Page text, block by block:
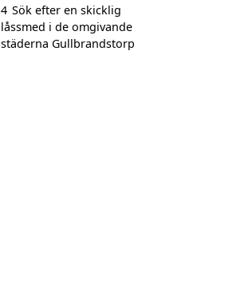
4 Sök efter en skicklig
låssmed i de omgivande
städerna Gullbrandstorp